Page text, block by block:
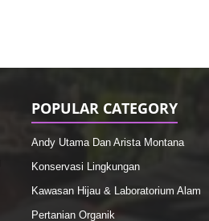
POPULAR CATEGORY
Andy Utama Dan Arista Montana
Konservasi Lingkungan
Kawasan Hijau & Laboratorium Alam
Pertanian Organik